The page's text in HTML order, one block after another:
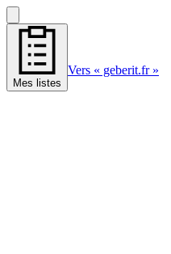
Mes listes
Vers « geberit.fr »